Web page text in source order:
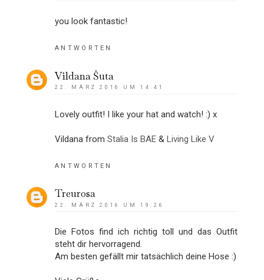
you look fantastic!
ANTWORTEN
Vildana Šuta
22. MÄRZ 2016 UM 14:41
Lovely outfit! I like your hat and watch! :) x
Vildana from Stalia Is BAE & Living Like V
ANTWORTEN
Treurosa
22. MÄRZ 2016 UM 19:26
Die Fotos find ich richtig toll und das Outfit
steht dir hervorragend.
Am besten gefällt mir tatsächlich deine Hose :)